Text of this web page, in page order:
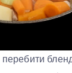
перебити